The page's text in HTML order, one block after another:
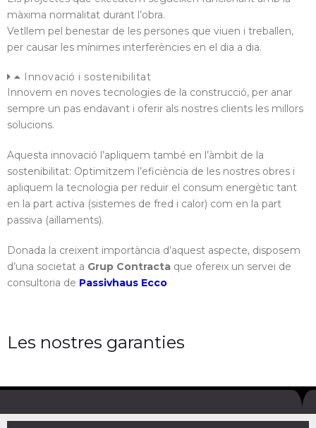
màxima normalitat durant l’obra.
Vetllem pel benestar de les persones que viuen i treballen,
per causar les mínimes interferències en el dia a dia.
Innovació i sostenibilitat
Innovem en noves tecnologies de la construcció, per anar
sempre un pas endavant i oferir als nostres clients les millors
solucions.
Aquesta innovació l’apliquem també en l’àmbit de la
sostenibilitat: Optimitzem l’eficiència de les nostres obres i
apliquem la tecnologia per reduir el consum energètic tant
en la part activa (sistemes de fred i calor) com en la part
passiva (aïllaments).
Donada la creixent importància d’aquest aspecte, disposem
d’una societat a Grup Contracta que ofereix un servei de
consultoria de Passivhaus Ecco
Les nostres garanties